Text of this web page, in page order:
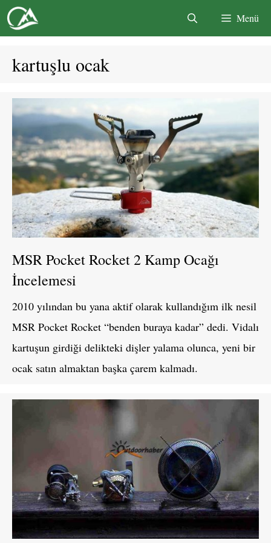
İçeriğe
atla
Menü
kartuşlu ocak
MSR Pocket Rocket 2 Kamp Ocağı
İncelemesi
2010 yılından bu yana aktif olarak kullandığım ilk nesil
MSR Pocket Rocket “benden buraya kadar” dedi. Vidalı
kartuşun girdiği delikteki dişler yalama olunca, yeni bir
ocak satın almaktan başka çarem kalmadı.